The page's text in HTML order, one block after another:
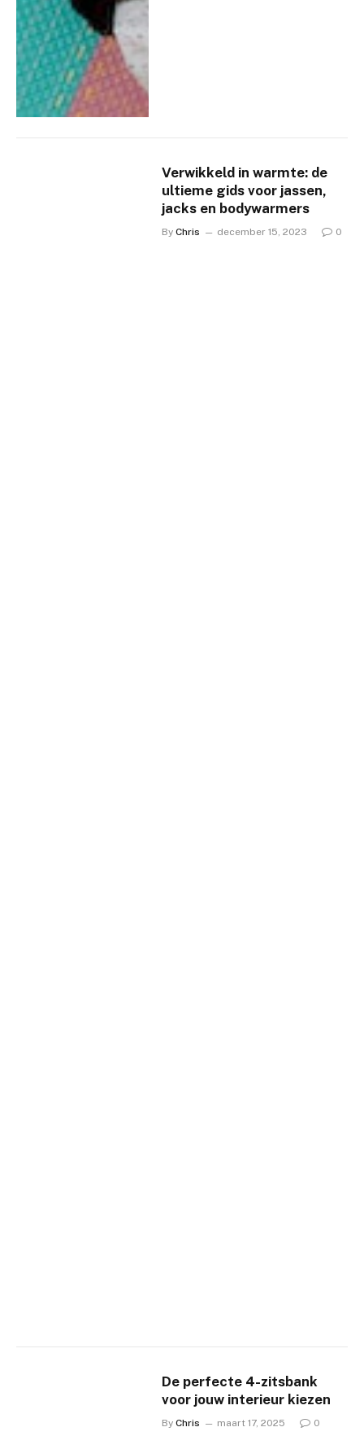
Verwikkeld in warmte: de
ultieme gids voor jassen,
jacks en bodywarmers
By Chris december 15, 2023 0
De perfecte 4-zitsbank
voor jouw interieur kiezen
By Chris maart 17, 2025 0